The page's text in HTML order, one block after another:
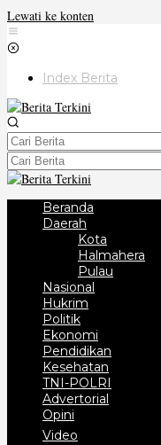
Lewati ke konten
Index Berita
Beranda
Daerah
Kota
Halmahera
Pulau
Nasional
Hukrim
Politik
Ekonomi
Pendidikan
Kesehatan
TNI-POLRI
Advertorial
Opini
Video